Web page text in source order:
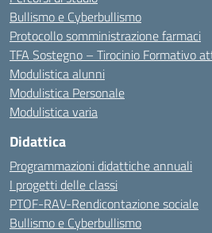
Bullismo e Cyberbullismo
Protocollo somministrazione farmaci
TFA Sostegno – Tirocinio Formativo
Modulistica alunni
Modulistica Personale
Modulistica varia
Didattica
Programmazioni didattiche annuali
I progetti delle classi
PTOF-RAV-Rendicontazione sociale
Bullismo e Cyberbullismo